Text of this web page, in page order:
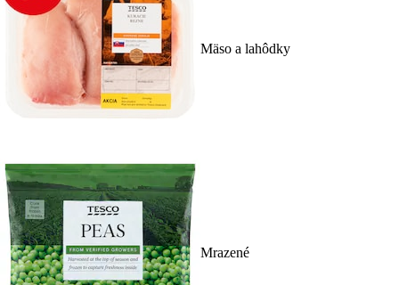
Mäso a lahôdky
Mrazené